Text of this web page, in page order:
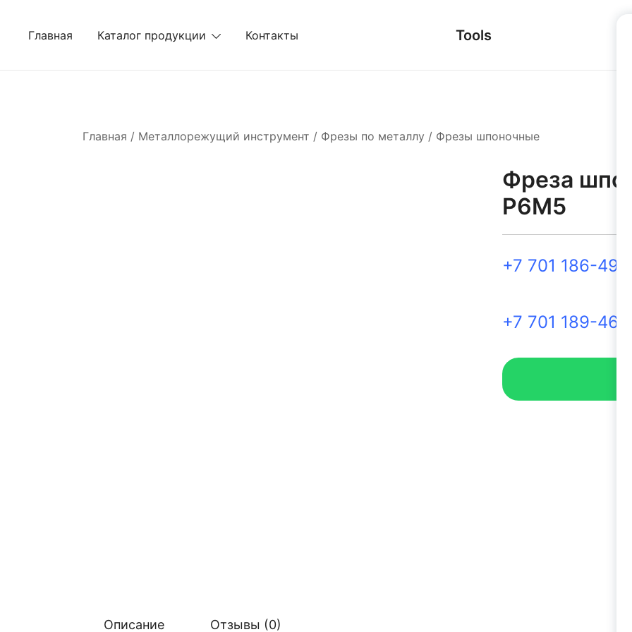
Главная Каталог продукции Контакты Tools
Главная / Металлорежущий инструмент / Фрезы по металлу / Фрезы шпоночные
Фреза
Р6М5
+7 701 186-49-
+7 701 189-46-
Описание Отзывы (0)